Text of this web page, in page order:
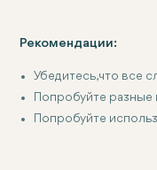
Рекомендации:
Убедитесь, что все
Попробуйте
Попробуйте